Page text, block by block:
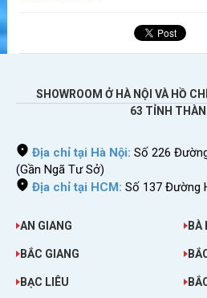
SHOWROOM Ở HÀ NỘI VÀ HỒ
63 TỈNH
Địa chỉ tại Hà Nội: Số 226
(Gần Ngã Tư Sở)
Địa chỉ tại HCM: Số 137 Đường
AN GIANG BÀ
BẮC GIANG
BẠC LIÊU